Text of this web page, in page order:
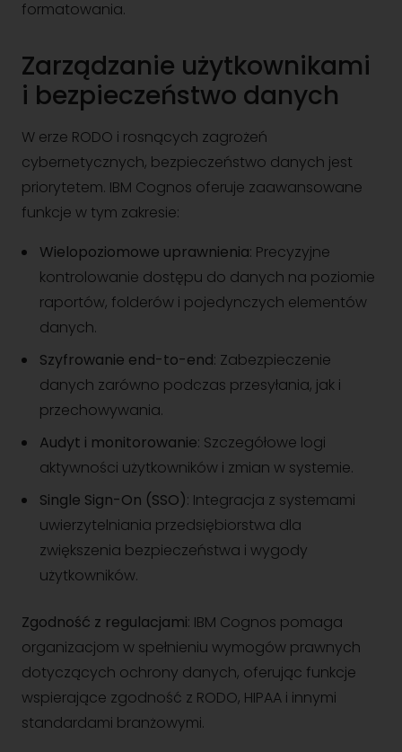
formatowania.
Zarządzanie użytkownikami
i bezpieczeństwo danych
W erze RODO i rosnących zagrożeń
cybernetycznych, bezpieczeństwo danych jest
priorytetem. IBM Cognos oferuje zaawansowane
funkcje w tym zakresie:
Wielopoziomowe uprawnienia: Precyzyjne
kontrolowanie dostępu do danych na poziomie
raportów, folderów i pojedynczych elementów
danych.
Szyfrowanie end-to-end: Zabezpieczenie
danych zarówno podczas przesyłania, jak i
przechowywania.
Audyt i monitorowanie: Szczegółowe logi
aktywności użytkowników i zmian w systemie.
Single Sign-On (SSO): Integracja z systemami
uwierzytelniania przedsiębiorstwa dla
zwiększenia bezpieczeństwa i wygody
użytkowników.
Zgodność z regulacjami: IBM Cognos pomaga
organizacjom w spełnieniu wymogów prawnych
dotyczących ochrony danych, oferując funkcje
wspierające zgodność z RODO, HIPAA i innymi
standardami branżowymi.